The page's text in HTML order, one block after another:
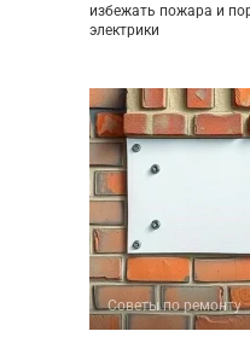
избежать пожара и
электрики
Советы по ремонту